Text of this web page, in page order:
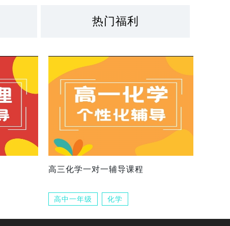
热门福利
高三化学一对一辅导课程
高中一年级 化学